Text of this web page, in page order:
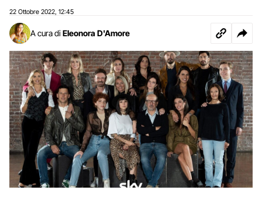
22 Ottobre 2022 12:45
A cura di Eleonora D'Amore